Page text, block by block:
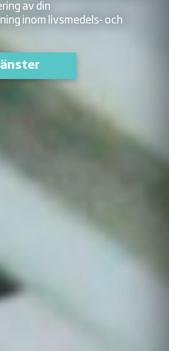
av din
inom livsmedels- och